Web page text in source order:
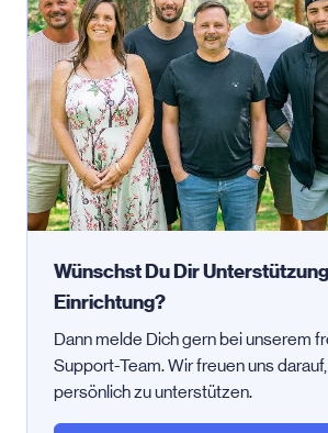
Wünschst Du Dir
Einrichtung?
Dann melde Dich gern bei unserem
Support-Team. Wir freuen uns
persönlich zu unterstützen.